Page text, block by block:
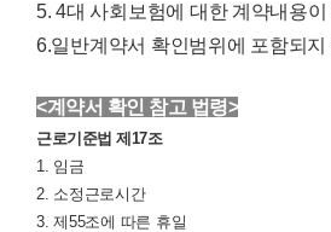
5. 4대 사회보험에 대한 계약내용이
6.일반계약서 확인범위에 포함되지
<계약서 확인 참고 법령>
근로기준법 제17조
1. 임금
2. 소정근로시간
3. 제55조에 따른 휴일